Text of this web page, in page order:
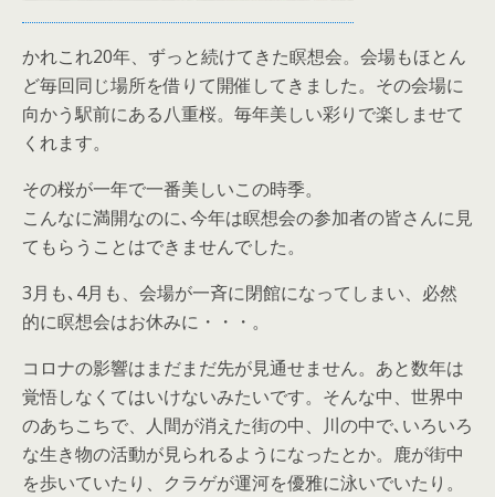
かれこれ20年、ずっと続けてきた瞑想会。会場もほとん
ど毎回同じ場所を借りて開催してきました。その会場に
向かう駅前にある八重桜。毎年美しい彩りで楽しませて
くれます。
その桜が一年で一番美しいこの時季。
こんなに満開なのに､今年は瞑想会の参加者の皆さんに見
てもらうことはできませんでした。
3月も､4月も、会場が一斉に閉館になってしまい、必然
的に瞑想会はお休みに・・・。
コロナの影響はまだまだ先が見通せません。あと数年は
覚悟しなくてはいけないみたいです。そんな中、世界中
のあちこちで、人間が消えた街の中、川の中で､いろいろ
な生き物の活動が見られるようになったとか。鹿が街中
を歩いていたり、クラゲが運河を優雅に泳いでいたり。